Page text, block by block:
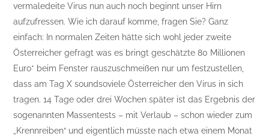
vermaledeite Virus nun auch noch beginnt unser Hirn
aufzufressen. Wie ich darauf komme, fragen Sie? Ganz
einfach: In normalen Zeiten hätte sich wohl jeder zweite
Österreicher gefragt was es bringt geschätzte 80 Millionen
Euro* beim Fenster rauszuschmeißen nur um festzustellen,
dass am Tag X soundsoviele Österreicher den Virus in sich
tragen. 14 Tage oder drei Wochen später ist das Ergebnis der
sogenannten Massentests – mit Verlaub – schon wieder zum
„Krennreiben“ und eigentlich müsste nach etwa einem Monat